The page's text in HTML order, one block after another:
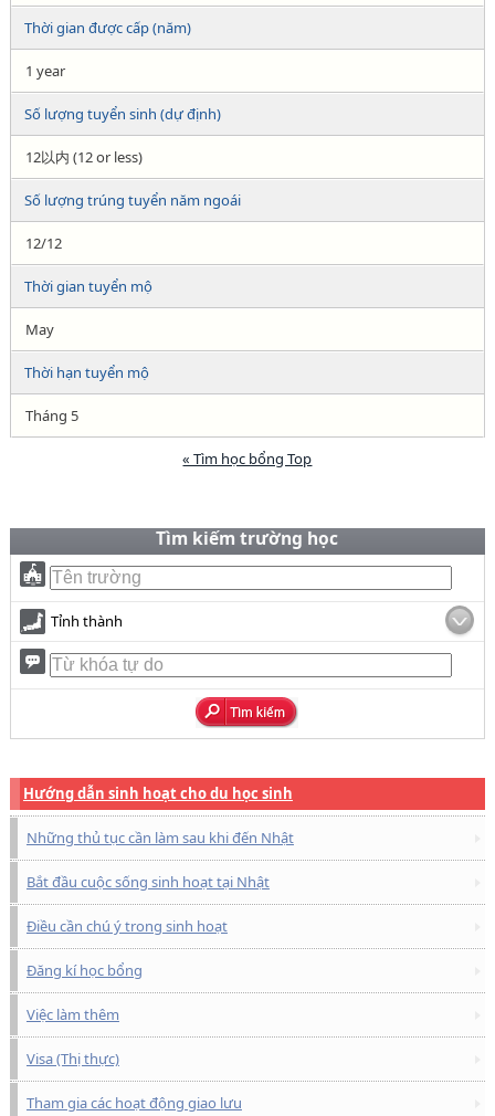
Thời gian được cấp (năm)
1 year
Số lượng tuyển sinh (dự định)
12以内 (12 or less)
Số lượng trúng tuyển năm ngoái
12/12
Thời gian tuyển mộ
May
Thời hạn tuyển mộ
Tháng 5
« Tìm học bổng Top
Tìm kiếm trường học
Tỉnh thành
Hướng dẫn sinh hoạt cho du học sinh
Những thủ tục cần làm sau khi đến Nhật
Bắt đầu cuộc sống sinh hoạt tại Nhật
Điều cần chú ý trong sinh hoạt
Đăng kí học bổng
Việc làm thêm
Visa (Thị thực)
Tham gia các hoạt động giao lưu